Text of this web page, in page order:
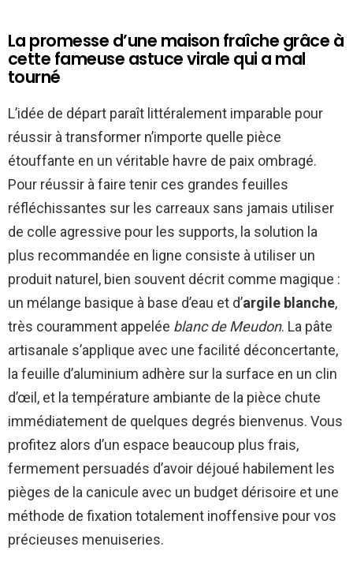
La promesse d’une maison fraîche grâce à
cette fameuse astuce virale qui a mal
tourné
L’idée de départ paraît littéralement imparable pour
réussir à transformer n’importe quelle pièce
étouffante en un véritable havre de paix ombragé.
Pour réussir à faire tenir ces grandes feuilles
réfléchissantes sur les carreaux sans jamais utiliser
de colle agressive pour les supports, la solution la
plus recommandée en ligne consiste à utiliser un
produit naturel, bien souvent décrit comme magique :
un mélange basique à base d’eau et d’argile blanche,
très couramment appelée blanc de Meudon. La pâte
artisanale s’applique avec une facilité déconcertante,
la feuille d’aluminium adhère sur la surface en un clin
d’œil, et la température ambiante de la pièce chute
immédiatement de quelques degrés bienvenus. Vous
profitez alors d’un espace beaucoup plus frais,
fermement persuadés d’avoir déjoué habilement les
pièges de la canicule avec un budget dérisoire et une
méthode de fixation totalement inoffensive pour vos
précieuses menuiseries.